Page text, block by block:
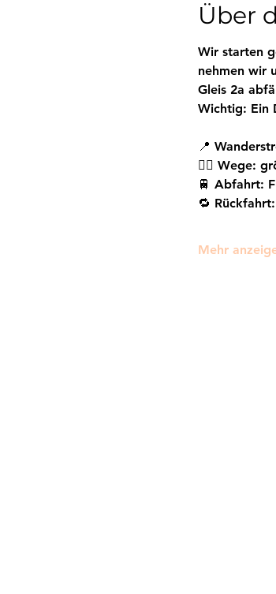
Über
Wir starten
nehmen wir
Gleis 2a
Wichtig: Ein
📍
🚶‍♂️ Wege:
🚆 Abfahrt:
🔁
Mehr